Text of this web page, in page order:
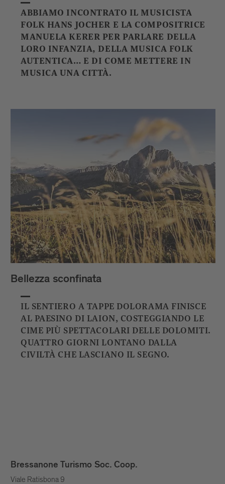
ABBIAMO INCONTRATO IL MUSICISTA
FOLK HANS JOCHER E LA COMPOSITRICE
MANUELA KERER PER PARLARE DELLA
LORO INFANZIA, DELLA MUSICA FOLK
AUTENTICA… E DI COME METTERE IN
MUSICA UNA CITTÀ.
Bellezza sconfinata
IL SENTIERO A TAPPE DOLORAMA FINISCE
AL PAESINO DI LAION, COSTEGGIANDO LE
CIME PIÙ SPETTACOLARI DELLE DOLOMITI.
QUATTRO GIORNI LONTANO DALLA
CIVILTÀ CHE LASCIANO IL SEGNO.
Bressanone Turismo Soc. Coop.
Viale Ratisbona 9